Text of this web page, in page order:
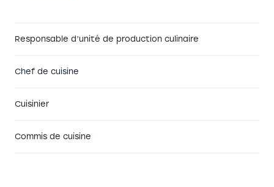
Responsable d’unité de production culinaire
Chef de cuisine
Cuisinier
Commis de cuisine